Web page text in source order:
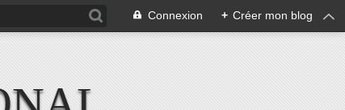
Connexion + Créer mon blog